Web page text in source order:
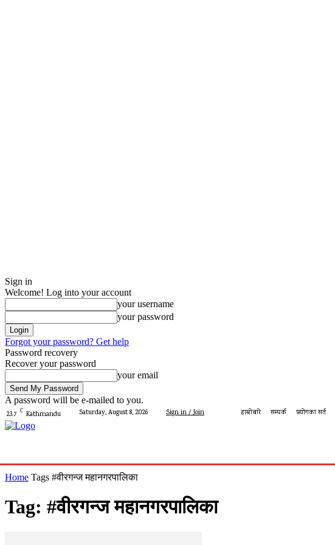
Sign in
Welcome! Log into your account
your username
your password
Forgot your password? Get help
Password recovery
Recover your password
your email
A password will be e-mailed to you.
23.7 C Kathmandu Saturday, August 8, 2026 Sign in / Join हाम्रोबारे सम्पर्क प्रयोगका सर्त
Home Tags #वीरगन्ज महानगरपालिका
Tag: #वीरगन्ज महानगरपालिका